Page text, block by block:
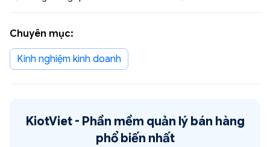
Chuyên mục:
Kinh nghiệm kinh doanh
KiotViet - Phần mềm quản lý bán hàng
phổ biến nhất